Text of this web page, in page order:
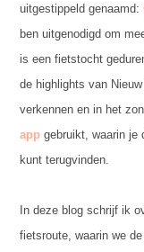
uitgestippeld genaamd:
ben uitgenodigd om
is een fietstocht
de highlights van
verkennen en in het
appgebruikt, waarin je
kunt terugvinden.
In deze blog schrijf ik
fietsroute, waarin we